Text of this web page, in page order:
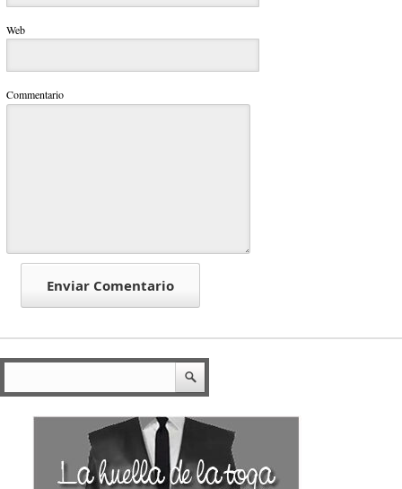
Web
Commentario